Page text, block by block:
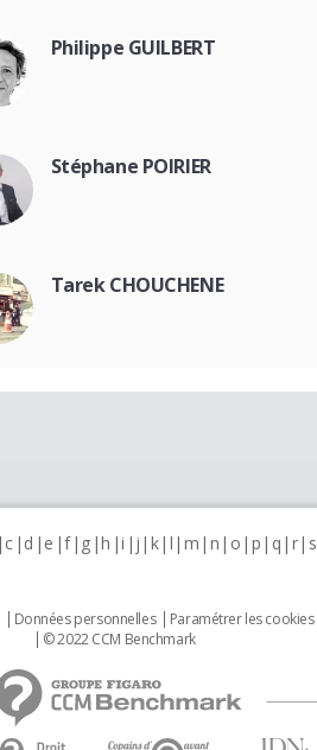
Philippe GUILBERT
Stéphane POIRIER
Tarek CHOUCHENE
c d e f g h i j k l m n o p q r s
Données personnelles Paramétrer les cookies
© 2022 CCM Benchmark